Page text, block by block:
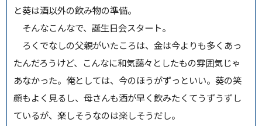
と葵は酒以外の飲み物の準備。
そんなこんなで、誕生日会スタート。
ろくでなしの父親がいたころは、金は今よりも多くあっ
たんだろうけど、こんなに和気藹々としたもの雰囲気じゃ
あなかった。俺としては、今のほうがずっといい。葵の笑
顔もよく見るし、母さんも酒が早く飲みたくてうずうずし
ているが、楽しそうなのは楽しそうだし。